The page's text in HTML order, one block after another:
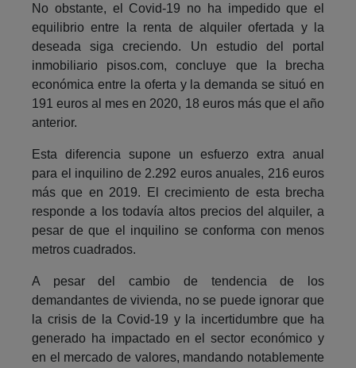
No obstante, el Covid-19 no ha impedido que el
equilibrio entre la renta de alquiler ofertada y la
deseada siga creciendo. Un estudio del portal
inmobiliario pisos.com, concluye que la brecha
económica entre la oferta y la demanda se situó en
191 euros al mes en 2020, 18 euros más que el año
anterior.
Esta diferencia supone un esfuerzo extra anual
para el inquilino de 2.292 euros anuales, 216 euros
más que en 2019. El crecimiento de esta brecha
responde a los todavía altos precios del alquiler, a
pesar de que el inquilino se conforma con menos
metros cuadrados.
A pesar del cambio de tendencia de los
demandantes de vivienda, no se puede ignorar que
la crisis de la Covid-19 y la incertidumbre que ha
generado ha impactado en el sector económico y
en el mercado de valores, mandando notablemente